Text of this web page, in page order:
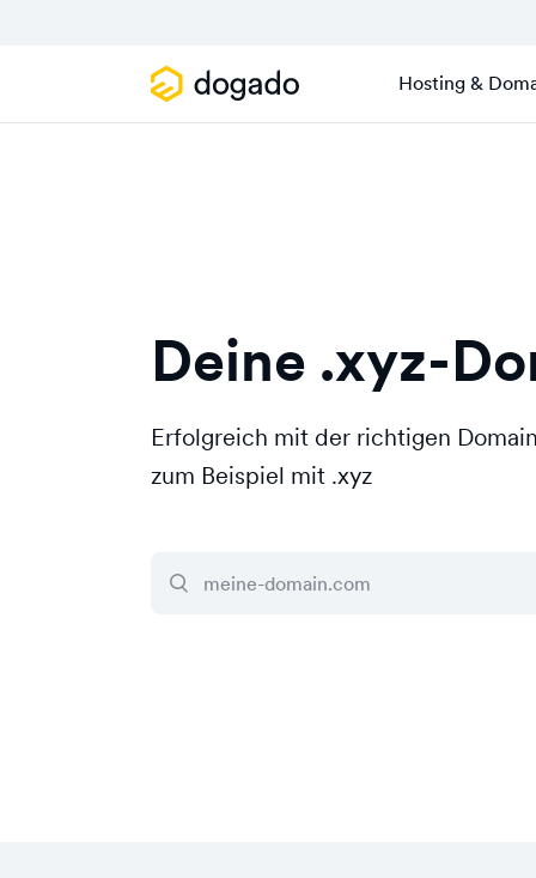
Hosting &
Deine .xyz-
Erfolgreich mit der richtigen
zum Beispiel mit .xyz